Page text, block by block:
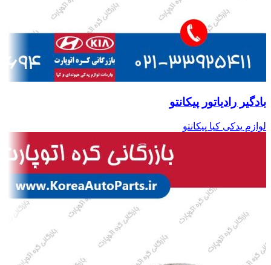
بادگیر رادیاتور پیکانتو
لوازم یدکی کیا پیکانتو